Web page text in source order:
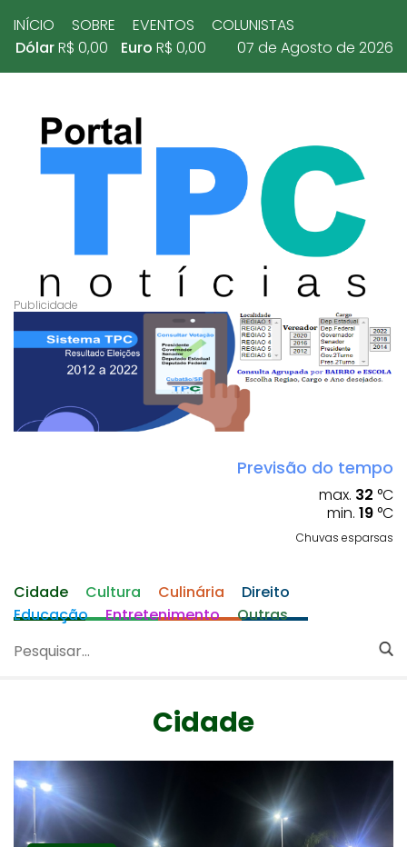
INÍCIO SOBRE EVENTOS
COLUNISTAS
DólarR$ 0,00 Euro R$ 0,00 07 de Agosto de 2026
Previsão do tempo
max. 32 °C
min. 19 °C
Chuvas esparsas
Cidade Cultura Culinária
Direito
Educação
Entretenimento Outras
Cidade